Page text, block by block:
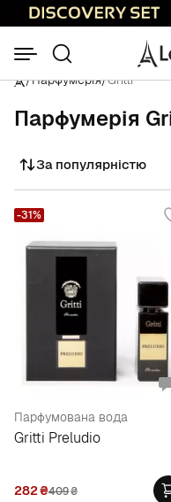
/Парфумерія/Gritti
Парфумерія
Сортувати
За популярністю
Парфумована вода
Gritti Preludio
282₴409₴
-31%